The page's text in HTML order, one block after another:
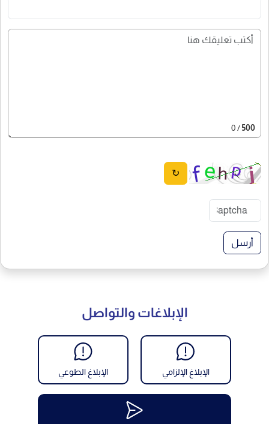
500
/ 0
↻
أرسل
الإبلاغات والتواصل
الإبلاغ الإلزامي الإبلاغ الطوعي